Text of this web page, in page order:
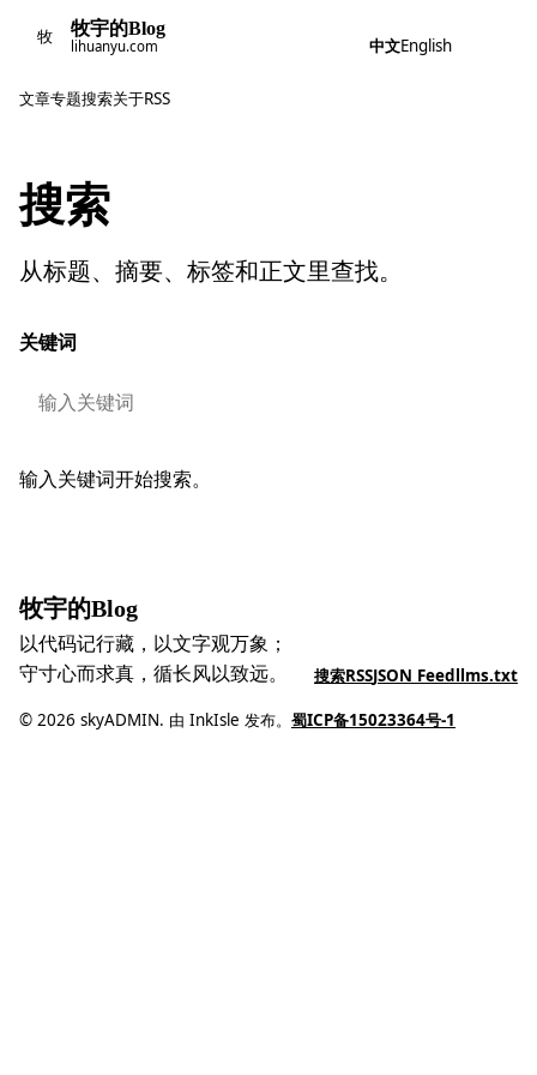
牧 牧宇的Blog
lihuanyu.com 中文English
文章专题搜索关于RSS
搜索
从标题、摘要、标签和正文里查找。
关键词
输入关键词开始搜索。
牧宇的Blog
以代码记行藏，以文字观万象；
守寸心而求真，循长风以致远。
搜索RSSJSON Feedllms.txt
© 2026 skyADMIN. 由 InkIsle 发布。 蜀ICP备15023364号-1